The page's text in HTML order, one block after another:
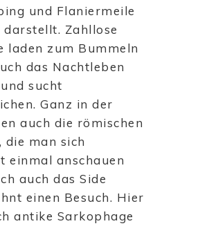
und Flaniermeile
Zahllose
laden zum Bummeln
das Nachtleben
sucht
Ganz in der
auch die römischen
die man sich
einmal anschauen
auch das Side
einen Besuch. Hier
antike Sarkophage